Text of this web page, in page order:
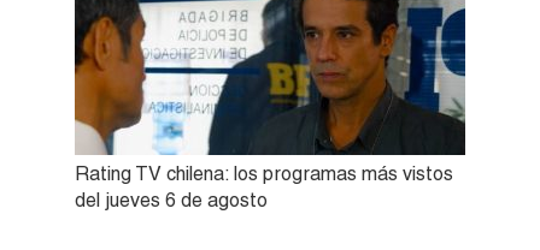
Rating TV chilena: los programas más vistos
del jueves 6 de agosto